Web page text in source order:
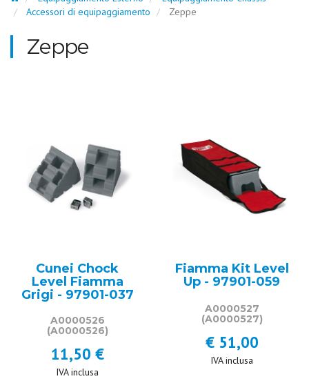
Accessori di equipaggiamento
Zeppe
Zeppe
Cunei Chock
Level Fiamma
Grigi - 97901-037
A0000526
(A0000526)
11,50 €
IVA inclusa
Fiamma Kit Level
Up - 97901-059
A0000527
(A0000527)
€ 51,00
IVA inclusa